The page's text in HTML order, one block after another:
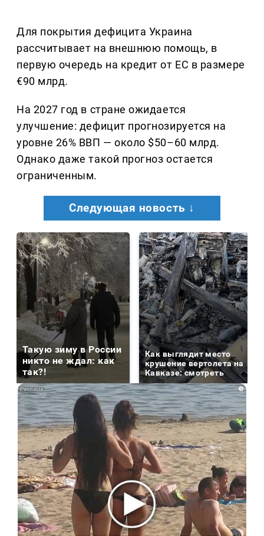
Для покрытия дефицита Украина
рассчитывает на внешнюю помощь, в
первую очередь на кредит от ЕС в размере
€90 млрд.
На 2027 год в стране ожидается
улучшение: дефицит прогнозируется на
уровне 26% ВВП — около $50–60 млрд.
Однако даже такой прогноз остается
ограниченным.
Следующая новость ↓
Такую зиму в России
никто не ждал: как
так?!
Как выглядит место
крушение вертолета на
Кавказе: смотреть
i